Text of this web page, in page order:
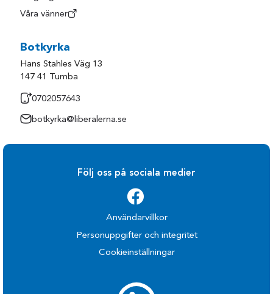
Våra vänner
Botkyrka
Hans Stahles Väg 13
147 41 Tumba
0702057643
botkyrka@liberalerna.se
Följ oss på sociala medier
Användarvillkor
Personuppgifter och integritet
Cookieinställningar